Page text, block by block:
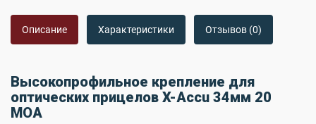
Описание Характеристики Отзывов (0)
Высокопрофильное крепление для
оптических прицелов X-Accu 34мм 20
MOA